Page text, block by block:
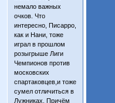
немало важных
очков. Что
интересно, Писарро,
как и Нани, тоже
играл в прошлом
розыгрыше Лиги
Чемпионов против
московских
спартаковцев,и тоже
сумел отличиться в
Лужниках. Причём